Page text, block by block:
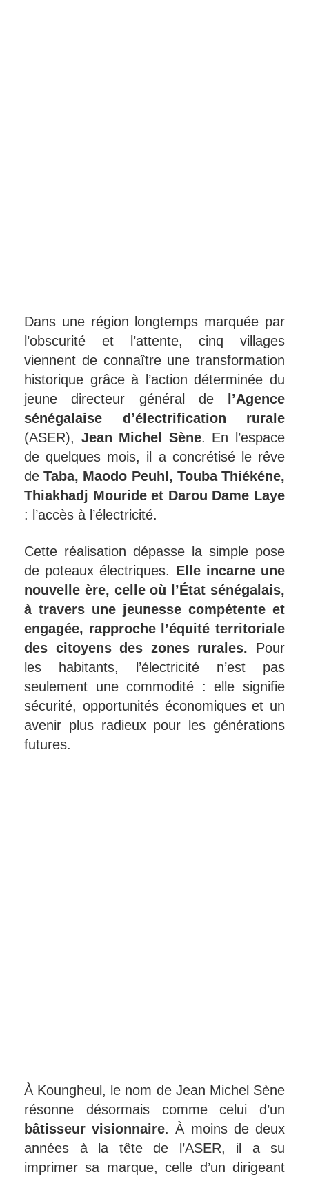
Dans une région longtemps marquée par
l’obscurité et l’attente, cinq villages
viennent de connaître une transformation
historique grâce à l’action déterminée du
jeune directeur général de l’Agence
sénégalaise d’électrification rurale
(ASER), Jean Michel Sène. En l’espace
de quelques mois, il a concrétisé le rêve
deTaba, Maodo Peuhl, Touba Thiékéne,
Thiakhadj Mouride et Darou Dame Laye
: l’accès à l’électricité.
Cette réalisation dépasse la simple pose
de poteaux électriques. Elle incarne une
nouvelle ère, celle où l’État sénégalais,
à travers une jeunesse compétente et
engagée, rapproche l’équité territoriale
des citoyens des zones rurales. Pour
les habitants, l’électricité n’est pas
seulement une commodité : elle signifie
sécurité, opportunités économiques et un
avenir plus radieux pour les générations
futures.
À Koungheul, le nom de Jean Michel Sène
résonne désormais comme celui d’un
bâtisseur visionnaire. À moins de deux
années à la tête de l’ASER, il a su
imprimer sa marque, celle d’un dirigeant